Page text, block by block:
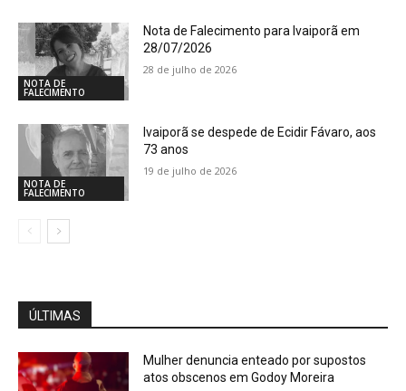
NOTA DE
FALECIMENTO
Nota de Falecimento para Ivaiporã em
28/07/2026
28 de julho de 2026
NOTA DE
FALECIMENTO
Ivaiporã se despede de Ecidir Fávaro, aos
73 anos
19 de julho de 2026
ÚLTIMAS
Mulher denuncia enteado por supostos
atos obscenos em Godoy Moreira